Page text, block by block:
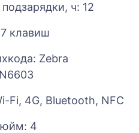
ч: 12
клавиш
Zebra
Fi, 4G, Bluetooth, NFC
4